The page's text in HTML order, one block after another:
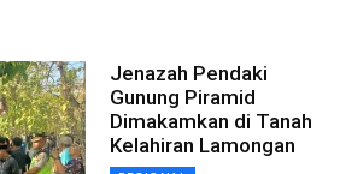
Jenazah Pendaki
Gunung Piramid
Dimakamkan di Tanah
Kelahiran Lamongan